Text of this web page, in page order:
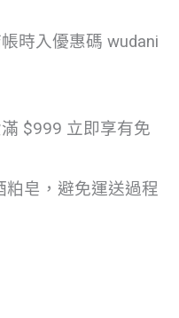
時入優惠碼 wudani
$999 立即享有免
皂，避免運送過程